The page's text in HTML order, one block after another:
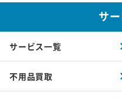
サ
サービス一覧
不用品買取